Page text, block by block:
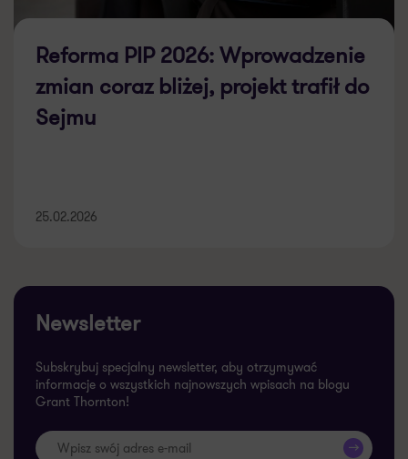
Reforma PIP 2026: Wprowadzenie
zmian coraz bliżej, projekt trafił do
Sejmu
25.02.2026
Newsletter
Subskrybuj specjalny newsletter, aby otrzymywać
informacje o wszystkich najnowszych wpisach na blogu
Grant Thornton!
>>